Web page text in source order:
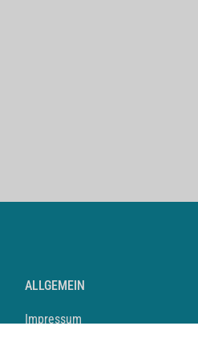
ALLGEMEIN
Impressum